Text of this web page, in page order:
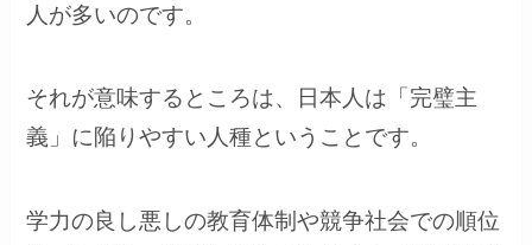
人が多いのです。
それが意味するところは、日本人は「完璧主
義」に陥りやすい人種ということです。
学力の良し悪しの教育体制や競争社会での順位